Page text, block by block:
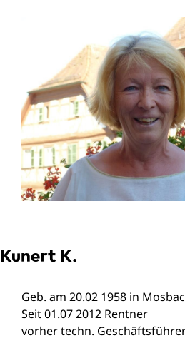
Kunert K.
Geb. am 20.02 1958 in
Seit 01.07 2012 Rentner
vorher techn.